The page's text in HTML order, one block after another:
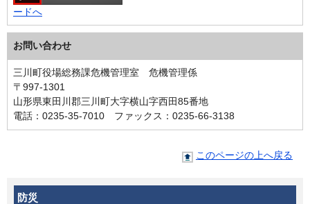
ードへ
お問い合わせ
三川町役場総務課危機管理室 危機管理係
〒997-1301
山形県東田川郡三川町大字横山字西田85番地
電話：0235-35-7010 ファックス：0235-66-3138
このページの上へ戻る
防災